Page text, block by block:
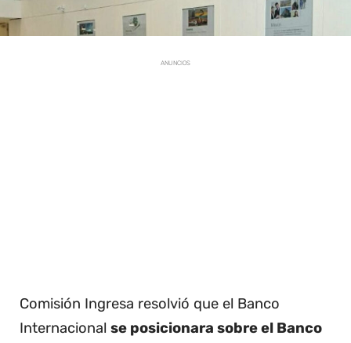
ANUNCIOS
Comisión Ingresa resolvió que el Banco
Internacional se posicionara sobre el Banco